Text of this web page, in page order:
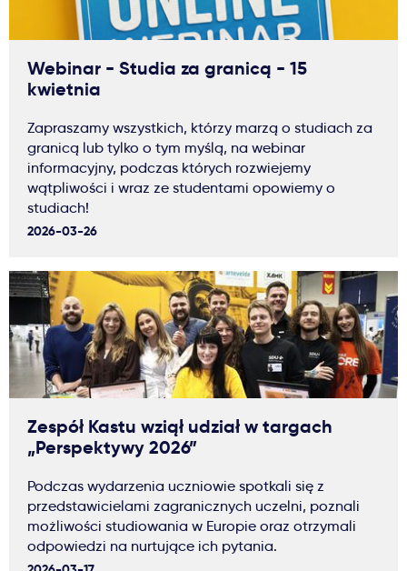
Webinar - Studia za granicą - 15
kwietnia
Zapraszamy wszystkich, którzy marzą o studiach za
granicą lub tylko o tym myślą, na webinar
informacyjny, podczas których rozwiejemy
wątpliwości i wraz ze studentami opowiemy o
studiach!
2026-03-26
Zespół Kastu wziął udział w targach
„Perspektywy 2026”
Podczas wydarzenia uczniowie spotkali się z
przedstawicielami zagranicznych uczelni, poznali
możliwości studiowania w Europie oraz otrzymali
odpowiedzi na nurtujące ich pytania.